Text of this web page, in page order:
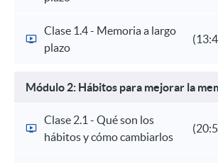
Clase 1.4 - Memoria a largo
plazo
Módulo 2: Hábitos para mejorar la
Clase 2.1 - Qué son los
hábitos y cómo cambiarlos